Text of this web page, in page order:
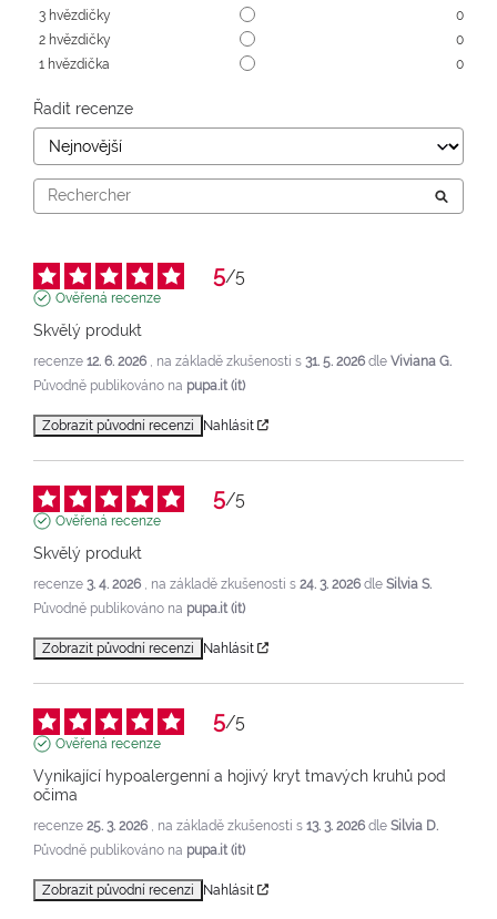
3 hvězdičky
0
2 hvězdičky
0
1 hvězdička 0
Řadit recenze
5/5
Ověřená recenze
Skvělý produkt
recenze 12. 6. 2026 , na základě zkušenosti s 31. 5. 2026 dle Viviana G.
Původně publikováno na pupa.it (it)
Zobrazit původní recenzi Nahlásit
5/5
Ověřená recenze
Skvělý produkt
recenze 3. 4. 2026 , na základě zkušenosti s 24. 3. 2026 dle Silvia S.
Původně publikováno na pupa.it (it)
Zobrazit původní recenzi Nahlásit
5/5
Ověřená recenze
Vynikající hypoalergenní a hojivý kryt tmavých kruhů pod
očima
recenze 25. 3. 2026 , na základě zkušenosti s 13. 3. 2026 dle Silvia D.
Původně publikováno na pupa.it (it)
Zobrazit původní recenzi Nahlásit